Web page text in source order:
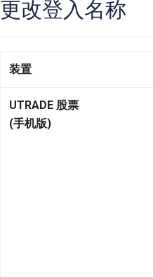
更改登入名称
装置
UTRADE 股票
(手机版)